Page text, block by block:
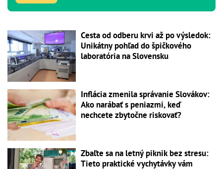
Cesta od odberu krvi až po výsledok:
Unikátny pohľad do špičkového
laboratória na Slovensku
Inflácia zmenila správanie Slovákov:
Ako narábať s peniazmi, keď
nechcete zbytočne riskovať?
Zbaľte sa na letný piknik bez stresu:
Tieto praktické vychytávky vám